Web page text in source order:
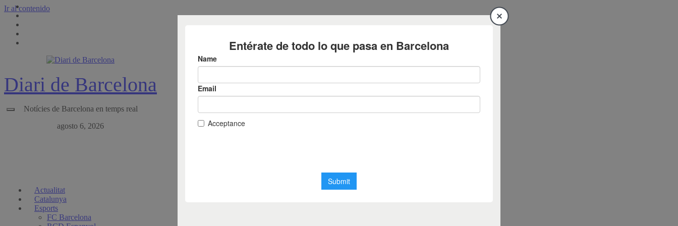
Ir al contenido
Diari de Barcelona
Notícies de Barcelona en temps real
agosto 6, 2026
Actualitat
Catalunya
Esports
FC Barcelona